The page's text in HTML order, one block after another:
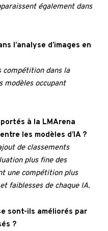
également dans
l’analyse d’images en
compétition dans la
modèles occupant
à la LMArena
les modèles d’IA ?
de classements
plus fine des
une compétition plus
faiblesses de chaque IA.
sont-ils améliorés par
?